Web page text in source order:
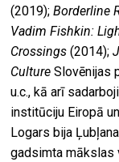
(2019);Borderline
Vadim Fishkin:
Crossings (2014);
Culture Slovēnijas
u.c., kā arī
institūciju Eiropā
Logars bija
gadsimta